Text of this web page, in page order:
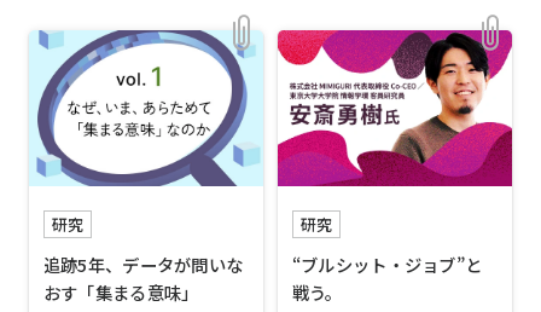
研究
追跡5年、データが問いな
おす「集まる意味」
研究
“ブルシット・ジョブ”と
戦う。